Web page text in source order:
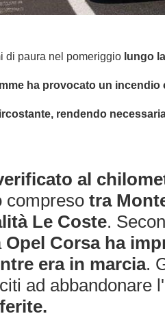
di paura nel pomeriggio lungo
ha provocato un incendio
, rendendo
al
compreso tra
Le Coste.
Opel Corsa ha
era in marcia.
ad abbandonare